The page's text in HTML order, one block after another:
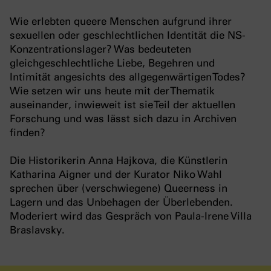
Wie erlebten queere Menschen aufgrund ihrer
sexuellen oder geschlechtlichen Identität die NS-
Konzentrationslager? Was bedeuteten
gleichgeschlechtliche Liebe, Begehren und
Intimität angesichts des allgegenwärtigen Todes?
Wie setzen wir uns heute mit der Thematik
auseinander, inwieweit ist sie Teil der aktuellen
Forschung und was lässt sich dazu in Archiven
finden?
Die Historikerin Anna Hajkova, die Künstlerin
Katharina Aigner und der Kurator Niko Wahl
sprechen über (verschwiegene) Queerness in
Lagern und das Unbehagen der Überlebenden.
Moderiert wird das Gespräch von Paula-Irene Villa
Braslavsky.